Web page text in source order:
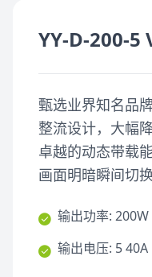
YY-D-200-5
甄选业界知名品
整流设计，大幅
卓越的动态带载
画面明暗瞬间切
输出功率: 200W
输出电压: 5 40A